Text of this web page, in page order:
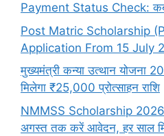
Payment Status Check:
Post Matric Scholarship
Application From 15 July
मुख्यमंत्री कन्या उत्थान योजना
मिलेगा ₹25,000 प्रोत्साहन राशि
NMMSS Scholarship
अगस्त तक करें आवेदन, हर साल